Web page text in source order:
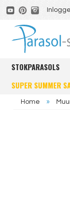
STOKPARASOLS
SUPER SUMMER
Home »